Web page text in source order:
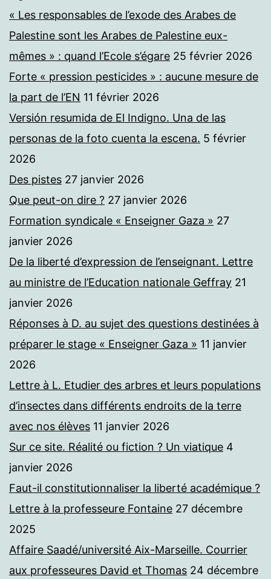
« Les responsables de l’exode des Arabes de
Palestine sont les Arabes de Palestine eux-
mêmes » : quand l’Ecole s’égare 25 février 2026
Forte « pression pesticides » : aucune mesure de
la part de l’EN 11 février 2026
Versión resumida de El Indigno. Una de las
personas de la foto cuenta la escena. 5 février
2026
Des pistes 27 janvier 2026
Que peut-on dire ? 27 janvier 2026
Formation syndicale « Enseigner Gaza » 27
janvier 2026
De la liberté d’expression de l’enseignant. Lettre
au ministre de l’Education nationale Geffray 21
janvier 2026
Réponses à D. au sujet des questions destinées à
préparer le stage « Enseigner Gaza » 11 janvier
2026
Lettre à L. Etudier des arbres et leurs populations
d’insectes dans différents endroits de la terre
avec nos élèves 11 janvier 2026
Sur ce site. Réalité ou fiction ? Un viatique 4
janvier 2026
Faut-il constitutionnaliser la liberté académique ?
Lettre à la professeure Fontaine 27 décembre
2025
Affaire Saadé/université Aix-Marseille. Courrier
aux professeures David et Thomas 24 décembre